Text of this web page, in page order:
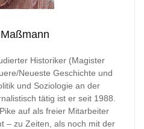
Historiker (Magister
Neueste Geschichte und
und Soziologie an der
tätig ist er seit 1988.
auf als freier Mitarbeiter
– zu Zeiten, als noch mit der